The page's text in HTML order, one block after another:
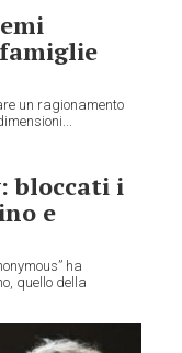
un ragionamento
bloccati i
e
ha
quello della